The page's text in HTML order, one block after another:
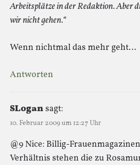
Arbeitsplätze in der Redaktion. Aber
wir nicht gehen.“
Wenn nichtmal das mehr geht…
Antworten
SLogansagt:
10. Februar 2009 um 12:27 Uhr
@9 Nice: Billig-
Verhältnis stehen die zu